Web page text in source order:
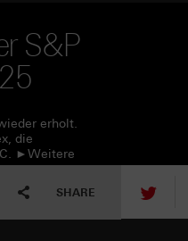
S&P
erholt.
die
►Weitere
SHARE tweet